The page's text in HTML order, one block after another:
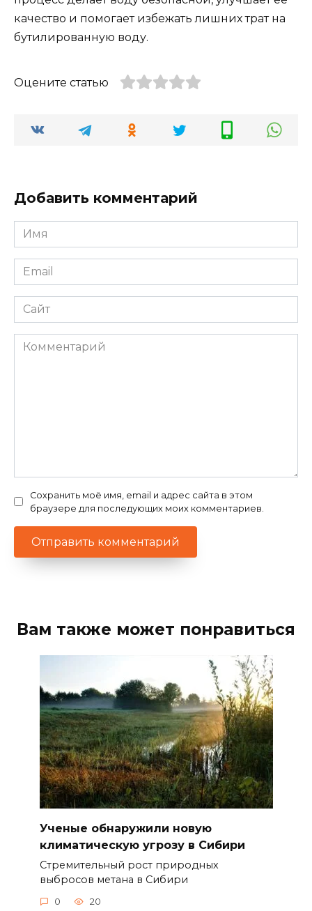
качество и помогает избежать лишних трат на
бутилированную воду.
Оцените статью
Добавить комментарий
Имя
*
Email
*
Сайт
Комментарий
Сохранить моё имя, email и адрес сайта в этом
браузере для последующих моих комментариев.
Вам также может понравиться
Ученые обнаружили новую
климатическую угрозу в Сибири
Стремительный рост природных
выбросов метана в Сибири
0 20